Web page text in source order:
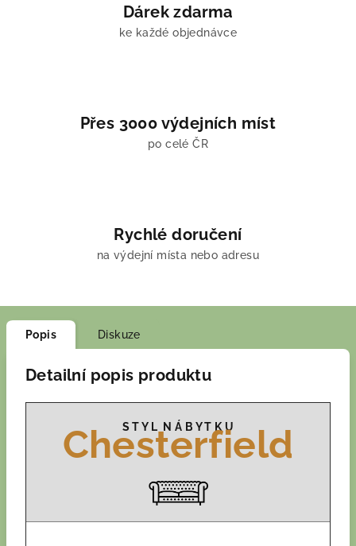
Dárek zdarma
ke každé objednávce
Přes 3000 výdejních míst
po celé ČR
Rychlé doručení
na výdejní místa nebo adresu
Popis Diskuze
Detailní popis produktu
S T Y L N Á B Y T K U
Chesterfield